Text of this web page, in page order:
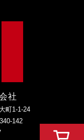
社
町1-1-24
142